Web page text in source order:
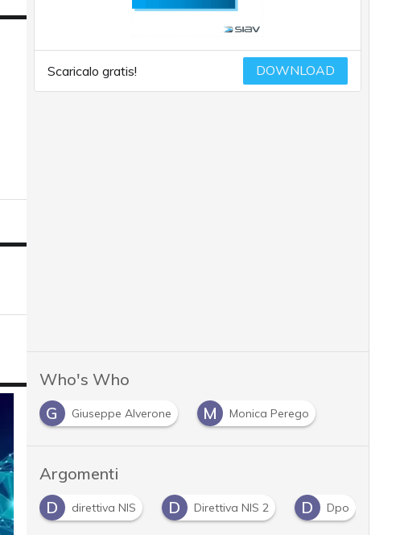
Scaricalo gratis! DOWNLOAD
Who's Who
G
Giuseppe Alverone M Monica Perego
Argomenti
direttiva NIS D Direttiva NIS 2 D Dpo F fornitori